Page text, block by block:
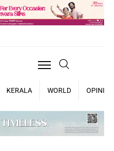
KERALA WORLD OPINION